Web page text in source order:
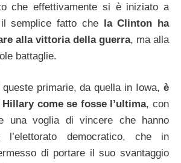
che effettivamente si è iniziato a
semplice fatto che la Clinton ha
alla vittoria della guerra, ma alla
battaglie.
primarie, da quella in Iowa, è
come se fosse l’ultima, con
una voglia di vincere che hanno
l’elettorato democratico, che in
di portare il suo svantaggio